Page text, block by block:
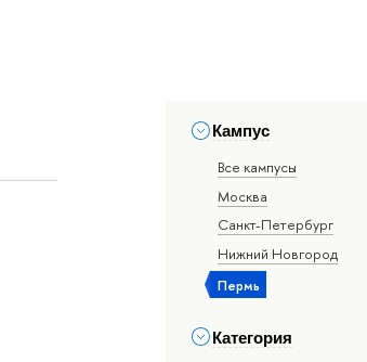
Кампус
Все кампусы
Москва
Санкт-Петербург
Нижний Новгород
Пермь
Категория